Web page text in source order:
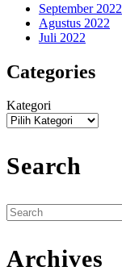
September 2022
Agustus 2022
Juli 2022
Categories
Kategori
Search
Search
for:
Archives